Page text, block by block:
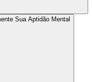
Sua Aptidão Mental